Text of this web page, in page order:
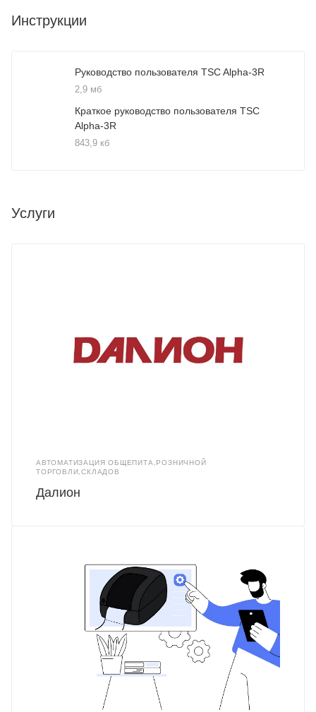
Инструкции
Руководство пользователя TSC Alpha-3R
2,9 мб
Краткое руководство пользователя TSC
Alpha-3R
843,9 кб
Услуги
АВТОМАТИЗАЦИЯ ОБЩЕПИТА,РОЗНИЧНОЙ
ТОРГОВЛИ,СКЛАДОВ
Далион